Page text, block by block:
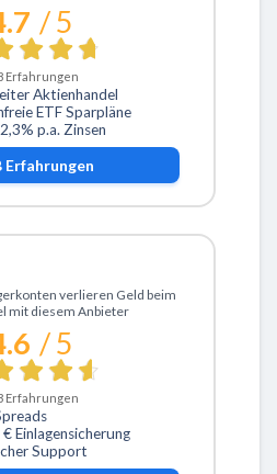
/ 5
Erfahrungen
Aktienhandel
ETF Sparpläne
p.a. Zinsen
Erfahrungen
verlieren Geld beim
mit diesem Anbieter
/ 5
Erfahrungen
Einlagensicherung
Support